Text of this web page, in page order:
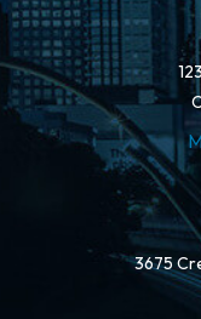
3675